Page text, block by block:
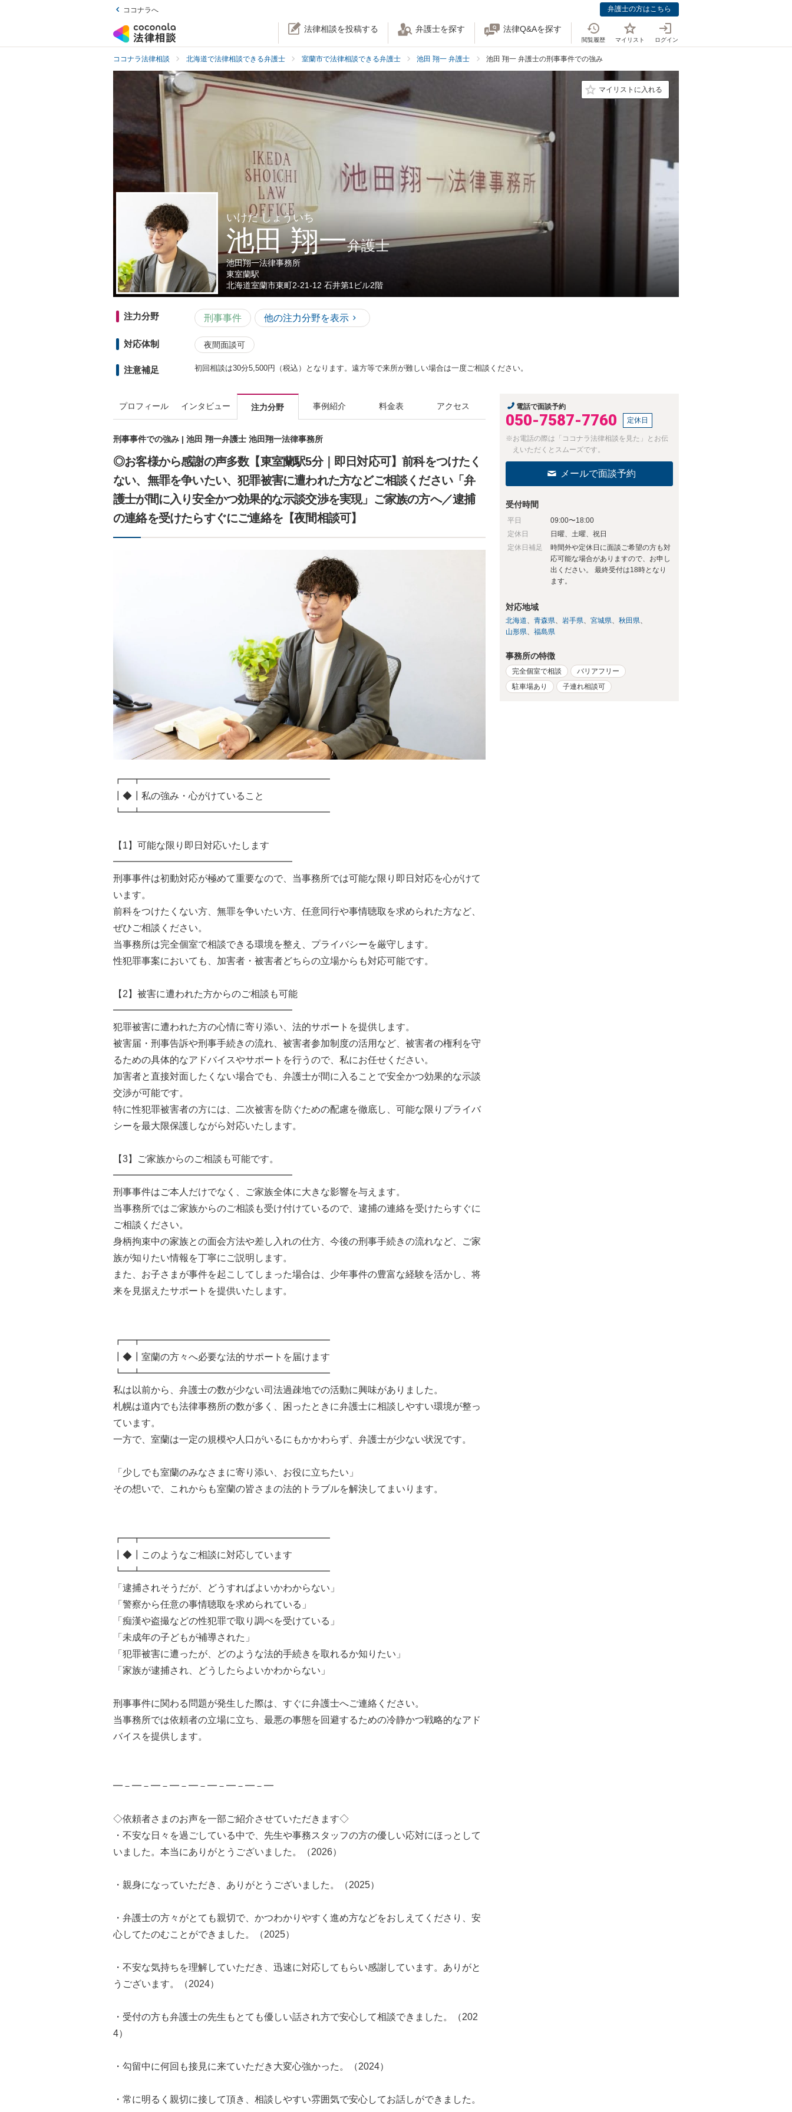
ココナラへ 弁護士の方はこちら
法律相談を投稿する 弁護士を探す 法律Q&Aを探す
閲覧履歴 マイリスト ログイン
ココナラ法律相談 北海道で法律相談できる弁護士 室蘭市で法律相談できる弁護士 池田 翔一 弁護士 池田 翔一 弁護士の刑事事件での強み
マイリストに入れる
いけだ しょういち
池田 翔一弁護士
池田翔一法律事務所
東室蘭駅
北海道室蘭市東町2-21-12 石井第1ビル2階
注力分野 刑事事件 他の注力分野を表示
対応体制 夜間面談可
注意補足 初回相談は30分5,500円（税込）となります。遠方等で来所が難しい場合は一度ご相談ください。
プロフィール インタビュー 注力分野 事例紹介 料金表 アクセス
刑事事件での強み | 池田 翔一弁護士 池田翔一法律事務所
◎お客様から感謝の声多数【東室蘭駅5分｜即日対応可】前科をつけたく
ない、無罪を争いたい、犯罪被害に遭われた方などご相談ください「弁
護士が間に入り安全かつ効果的な示談交渉を実現」ご家族の方へ／逮捕
の連絡を受けたらすぐにご連絡を【夜間相談可】
┏━┳━━━━━━━━━━━━━━━━━━━━
┃◆┃私の強み・心がけていること
┗━┻━━━━━━━━━━━━━━━━━━━━
【1】可能な限り即日対応いたします
━━━━━━━━━━━━━━━━━━━
刑事事件は初動対応が極めて重要なので、当事務所では可能な限り即日対応を心がけて
います。
前科をつけたくない方、無罪を争いたい方、任意同行や事情聴取を求められた方など、
ぜひご相談ください。
当事務所は完全個室で相談できる環境を整え、プライバシーを厳守します。
性犯罪事案においても、加害者・被害者どちらの立場からも対応可能です。
【2】被害に遭われた方からのご相談も可能
━━━━━━━━━━━━━━━━━━━
犯罪被害に遭われた方の心情に寄り添い、法的サポートを提供します。
被害届・刑事告訴や刑事手続きの流れ、被害者参加制度の活用など、被害者の権利を守
るための具体的なアドバイスやサポートを行うので、私にお任せください。
加害者と直接対面したくない場合でも、弁護士が間に入ることで安全かつ効果的な示談
交渉が可能です。
特に性犯罪被害者の方には、二次被害を防ぐための配慮を徹底し、可能な限りプライバ
シーを最大限保護しながら対応いたします。
【3】ご家族からのご相談も可能です。
━━━━━━━━━━━━━━━━━━━
刑事事件はご本人だけでなく、ご家族全体に大きな影響を与えます。
当事務所ではご家族からのご相談も受け付けているので、逮捕の連絡を受けたらすぐに
ご相談ください。
身柄拘束中の家族との面会方法や差し入れの仕方、今後の刑事手続きの流れなど、ご家
族が知りたい情報を丁寧にご説明します。
また、お子さまが事件を起こしてしまった場合は、少年事件の豊富な経験を活かし、将
来を見据えたサポートを提供いたします。
┏━┳━━━━━━━━━━━━━━━━━━━━
┃◆┃室蘭の方々へ必要な法的サポートを届けます
┗━┻━━━━━━━━━━━━━━━━━━━━
私は以前から、弁護士の数が少ない司法過疎地での活動に興味がありました。
札幌は道内でも法律事務所の数が多く、困ったときに弁護士に相談しやすい環境が整っ
ています。
一方で、室蘭は一定の規模や人口がいるにもかかわらず、弁護士が少ない状況です。
「少しでも室蘭のみなさまに寄り添い、お役に立ちたい」
その想いで、これからも室蘭の皆さまの法的トラブルを解決してまいります。
┏━┳━━━━━━━━━━━━━━━━━━━━
┃◆┃このようなご相談に対応しています
┗━┻━━━━━━━━━━━━━━━━━━━━
「逮捕されそうだが、どうすればよいかわからない」
「警察から任意の事情聴取を求められている」
「痴漢や盗撮などの性犯罪で取り調べを受けている」
「未成年の子どもが補導された」
「犯罪被害に遭ったが、どのような法的手続きを取れるか知りたい」
「家族が逮捕され、どうしたらよいかわからない」
刑事事件に関わる問題が発生した際は、すぐに弁護士へご連絡ください。
当事務所では依頼者の立場に立ち、最悪の事態を回避するための冷静かつ戦略的なアド
バイスを提供します。
━－━－━－━－━－━－━－━－━
◇依頼者さまのお声を一部ご紹介させていただきます◇
・不安な日々を過ごしている中で、先生や事務スタッフの方の優しい応対にほっとして
いました。本当にありがとうございました。（2026）
・親身になっていただき、ありがとうございました。（2025）
・弁護士の方々がとても親切で、かつわかりやすく進め方などをおしえてくださり、安
心してたのむことができました。（2025）
・不安な気持ちを理解していただき、迅速に対応してもらい感謝しています。ありがと
うございます。（2024）
・受付の方も弁護士の先生もとても優しい話され方で安心して相談できました。（202
4）
・勾留中に何回も接見に来ていただき大変心強かった。（2024）
・常に明るく親切に接して頂き、相談しやすい雰囲気で安心してお話しができました。
電話で面談予約
050-7587-7760 定休日
※お電話の際は「ココナラ法律相談を見た」とお伝
えいただくとスムーズです。
メールで面談予約
受付時間
平日
09:00〜18:00
定休日
日曜、土曜、祝日
定休日補足
時間外や定休日に面談ご希望の方も対
応可能な場合がありますので、お申し
出ください。 最終受付は18時となり
ます。
対応地域
北海道 青森県 岩手県 宮城県
秋田県
山形県
福島県
事務所の特徴
完全個室で相談
バリアフリー
駐車場あり
子連れ相談可